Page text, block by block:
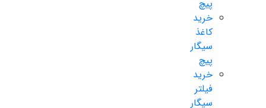
پیچ
خرید
کاغذ
سیگار
پیچ
خرید
فیلتر
سیگار